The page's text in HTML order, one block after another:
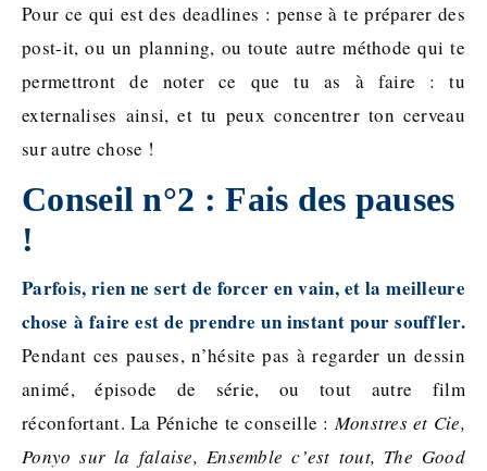
Pour ce qui est des deadlines : pense à te préparer des
post-it, ou un planning, ou toute autre méthode qui te
permettront de noter ce que tu as à faire : tu
externalises ainsi, et tu peux concentrer ton cerveau
sur autre chose !
Conseil n°2 : Fais des pauses
!
Parfois, rien ne sert de forcer en vain, et la meilleure
chose à faire est de prendre un instant pour souffler.
Pendant ces pauses, n’hésite pas à regarder un dessin
animé, épisode de série, ou tout autre film
réconfortant. La Péniche te conseille :Monstres et Cie,
Ponyo sur la falaise, Ensemble c’est tout, The Good